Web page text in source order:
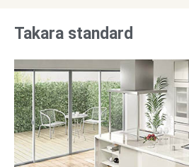
Takara standard